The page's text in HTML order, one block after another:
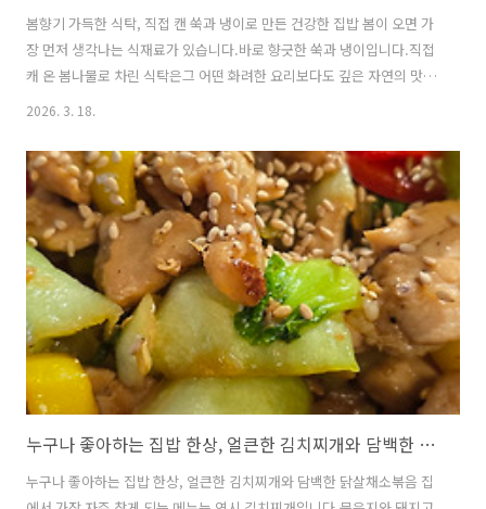
봄향기 가득한 식탁, 직접 캔 쑥과 냉이로 만든 건강한 집밥 봄이 오면 가
장 먼저 생각나는 식재료가 있습니다.바로 향긋한 쑥과 냉이입니다.직접
캐 온 봄나물로 차린 식탁은그 어떤 화려한 요리보다도 깊은 자연의 맛을
전해줍니다.오늘은 봄 향기를 가득 담은숙주초벌부추무침, 냉이무침, 초
직접 캐 온 쑥과 냉이 ※재료준비(Ingredient Preparation)▶ 재료 : 쑥
(Mugwort), 냉이(Shepherd’s purse), 초벌부추(Early chives), 조갯
살(Clam meat)▶ 작업 순서 (Preparation Steps)㉠ 쑥은 이물질을 제
거한 후 깨끗이 씻어둔다.(Remove impurities from the mu..
2026. 3. 18.
누구나 좋아하는 집밥 한상, 얼큰한 김치찌개와 담백한 닭살채소볶음
누구나 좋아하는 집밥 한상, 얼큰한 김치찌개와 담백한 닭살채소볶음 집